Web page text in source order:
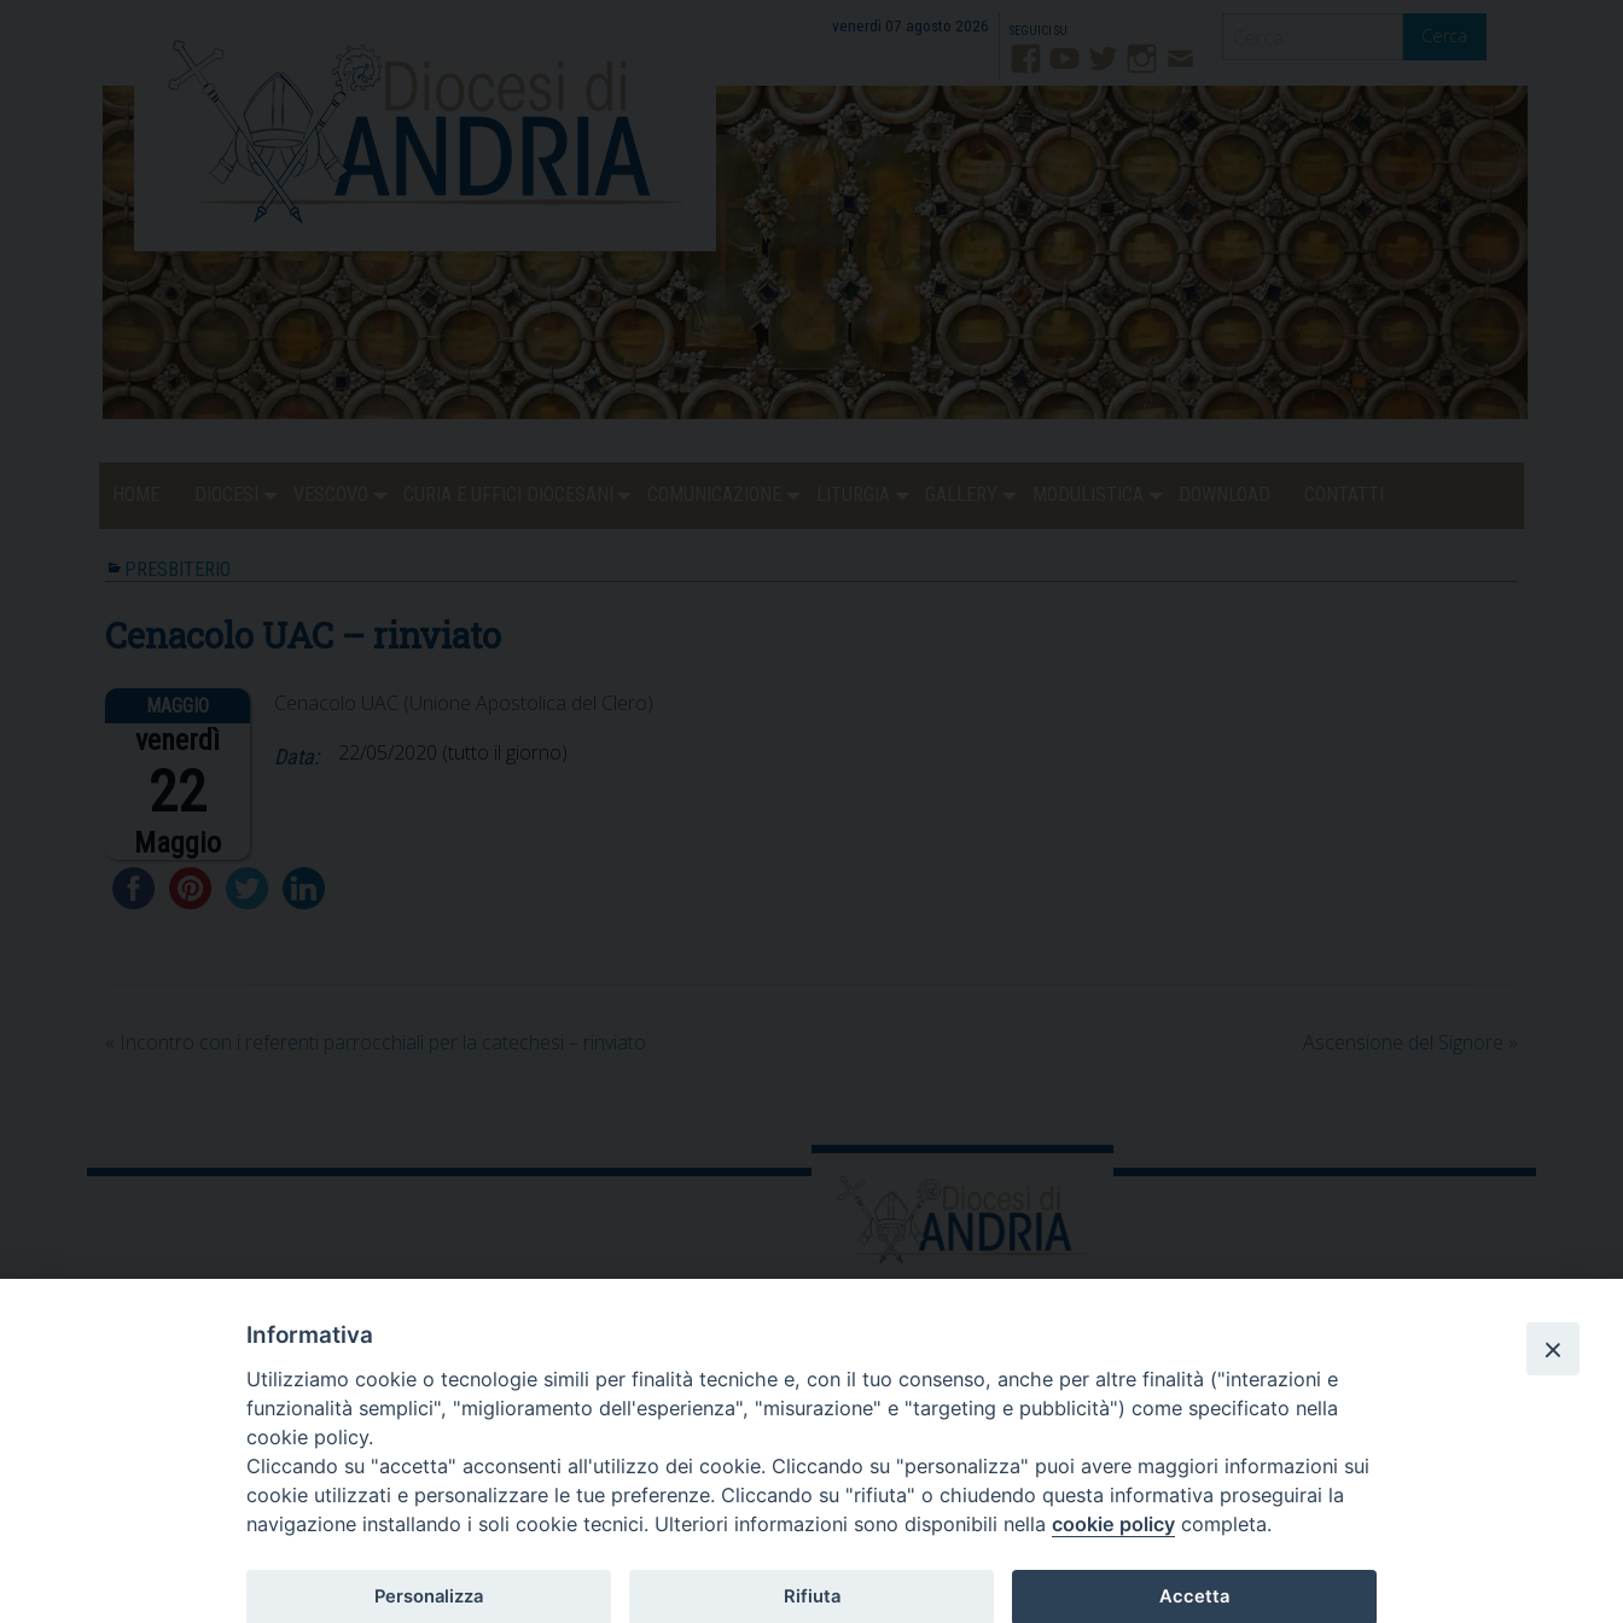
venerdì 07 agosto 2026
Facebook
YouTube
TwitterInstagram
Contatti
Mail
Cerca
PRESBITERIO
Cenacolo UAC – rinviato
venerdì
22
Maggio
Cenacolo UAC (Unione Apostolica del Clero)
Data: 22/05/2020 (tutto il giorno)
« Incontro con i referenti parrocchiali per la catechesi – rinviato Ascensione del Signore »
76123 - Andria (BT)
diocesi@diocesiandria.org
+39 0883.593032
+39 0883.592596
Orari uffici
Calendario diocesano
Per invio di comunicati, notizie e segnalazioni scrivere a: stampa@diocesiandria.org
Informativa
Utilizziamo cookie o tecnologie simili per finalità tecniche e, con il tuo consenso, anche per altre finalità ("interazioni e
funzionalità semplici", "miglioramento dell'esperienza", "misurazione" e "targeting e pubblicità") come specificato nella
cookie policy.
Cliccando su "accetta" acconsenti all'utilizzo dei cookie. Cliccando su "personalizza" puoi avere maggiori informazioni sui
cookie utilizzati e personalizzare le tue preferenze. Cliccando su "rifiuta" o chiudendo questa informativa proseguirai la
navigazione installando i soli cookie tecnici. Ulteriori informazioni sono disponibili nella cookie policy completa.
Personalizza Rifiuta Accetta